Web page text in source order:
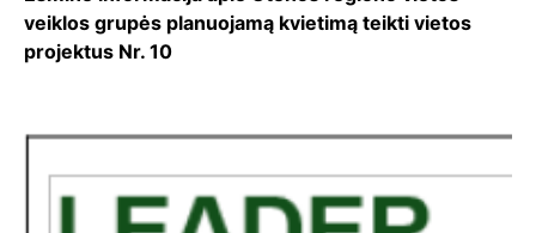
veiklos grupės planuojamą kvietimą teikti vietos
projektus Nr. 10